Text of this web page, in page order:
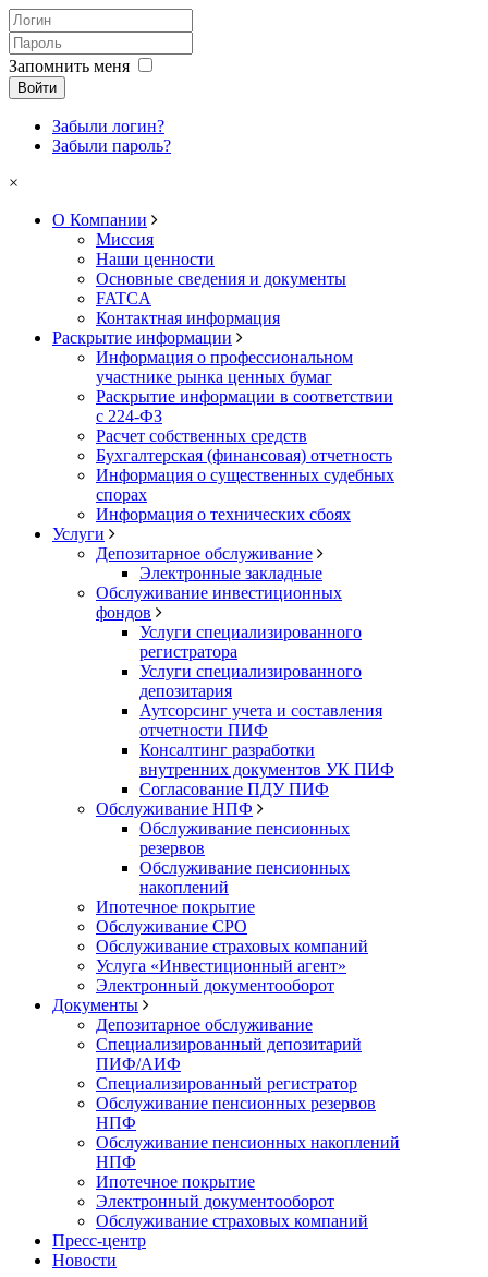
Запомнить меня
Войти
Забыли логин?
Забыли пароль?
×
О Компании
Миссия
Наши ценности
Основные сведения и документы
FATCA
Контактная информация
Раскрытие информации
Информация о профессиональном
участнике рынка ценных бумаг
Раскрытие информации в соответствии
с 224-ФЗ
Расчет собственных средств
Бухгалтерская (финансовая) отчетность
Информация о существенных судебных
спорах
Информация о технических сбоях
Услуги
Депозитарное обслуживание
Электронные закладные
Обслуживание инвестиционных
фондов
Услуги специализированного
регистратора
Услуги специализированного
депозитария
Аутсорсинг учета и составления
отчетности ПИФ
Консалтинг разработки
внутренних документов УК ПИФ
Согласование ПДУ ПИФ
Обслуживание НПФ
Обслуживание пенсионных
резервов
Обслуживание пенсионных
накоплений
Ипотечное покрытие
Обслуживание СРО
Обслуживание страховых компаний
Услуга «Инвестиционный агент»
Электронный документооборот
Документы
Депозитарное обслуживание
Специализированный депозитарий
ПИФ/АИФ
Специализированный регистратор
Обслуживание пенсионных резервов
НПФ
Обслуживание пенсионных накоплений
НПФ
Ипотечное покрытие
Электронный документооборот
Обслуживание страховых компаний
Пресс-центр
Новости